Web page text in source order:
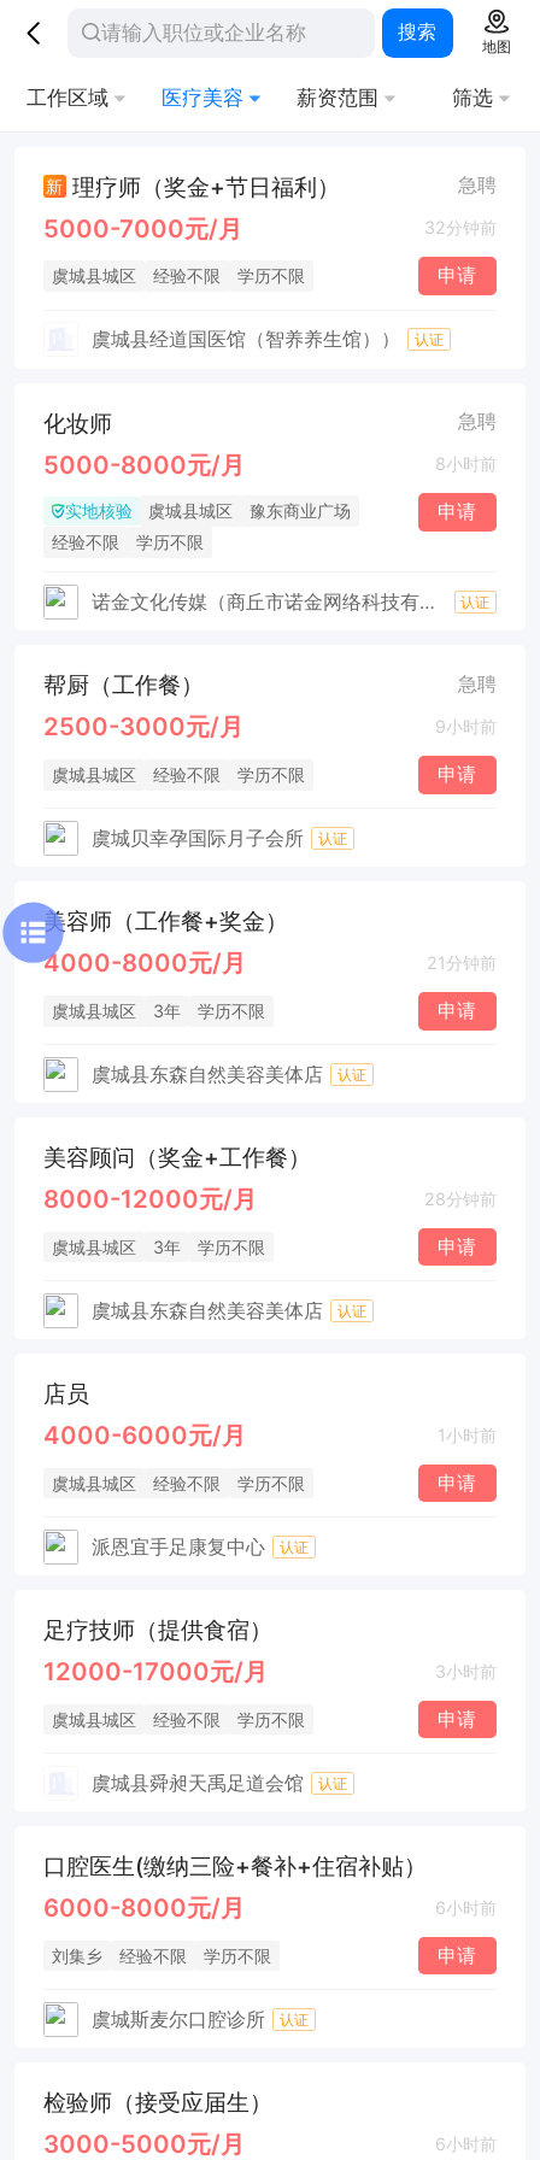
搜索
地图
工作区域 医疗美容 薪资范围 筛选
新 理疗师（奖金+节日福利） 急聘
5000-7000元/月 32分钟前
虞城县城区 经验不限 学历不限 申请
虞城县经道国医馆（智养养生馆）） 认证
化妆师 急聘
5000-8000元/月 8小时前
实地核验 虞城县城区
豫东商业广场
经验不限
学历不限
申请
诺金文化传媒（商丘市诺金网络科技有限公司） 认证
帮厨（工作餐） 急聘
2500-3000元/月 9小时前
虞城县城区 经验不限 学历不限 申请
虞城贝幸孕国际月子会所 认证
美容师（工作餐+奖金）
4000-8000元/月 21分钟前
虞城县城区 3年 学历不限 申请
虞城县东森自然美容美体店 认证
美容顾问（奖金+工作餐）
8000-12000元/月 28分钟前
虞城县城区 3年 学历不限 申请
虞城县东森自然美容美体店 认证
店员
4000-6000元/月 1小时前
虞城县城区 经验不限 学历不限 申请
派恩宜手足康复中心 认证
足疗技师（提供食宿）
12000-17000元/月 3小时前
虞城县城区 经验不限 学历不限 申请
虞城县舜昶天禹足道会馆 认证
口腔医生(缴纳三险+餐补+住宿补贴）
6000-8000元/月 6小时前
刘集乡 经验不限 学历不限 申请
虞城斯麦尔口腔诊所 认证
检验师（接受应届生）
3000-5000元/月 6小时前